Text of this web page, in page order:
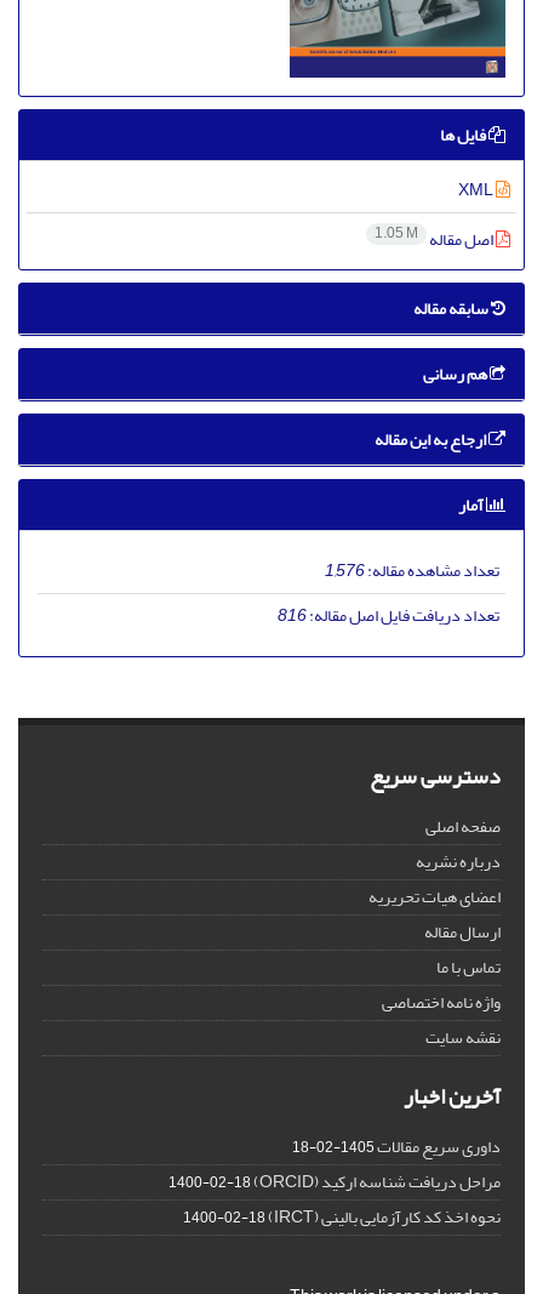
فایل ها
اصل مقاله 1.05 M
سابقه مقاله
هم رسانی
ارجاع به این مقاله
آمار
تعداد مشاهده مقاله:1,576
تعداد دریافت فایل اصل مقاله:816
دسترسی سریع
صفحه اصلی
درباره نشریه
اعضای هیات تحریریه
ارسال مقاله
تماس با ما
واژه نامه اختصاصی
نقشه سایت
آخرین اخبار
داوری سریع مقالات1405-02-18
مراحل دریافت شناسه ارکید (ORCID) 1400-02-18
نحوه اخذ کد کارآزمایی بالینی (IRCT) 1400-02-18